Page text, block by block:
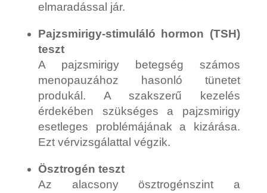
elmaradással jár.
Pajzsmirigy-stimuláló hormon (TSH)
teszt
A pajzsmirigy betegség számos
menopauzához hasonló tünetet
produkál. A szakszerű kezelés
érdekében szükséges a pajzsmirigy
esetleges problémájának a kizárása.
Ezt vérvizsgálattal végzik.
Ösztrogén teszt
Az alacsony ösztrogénszint a